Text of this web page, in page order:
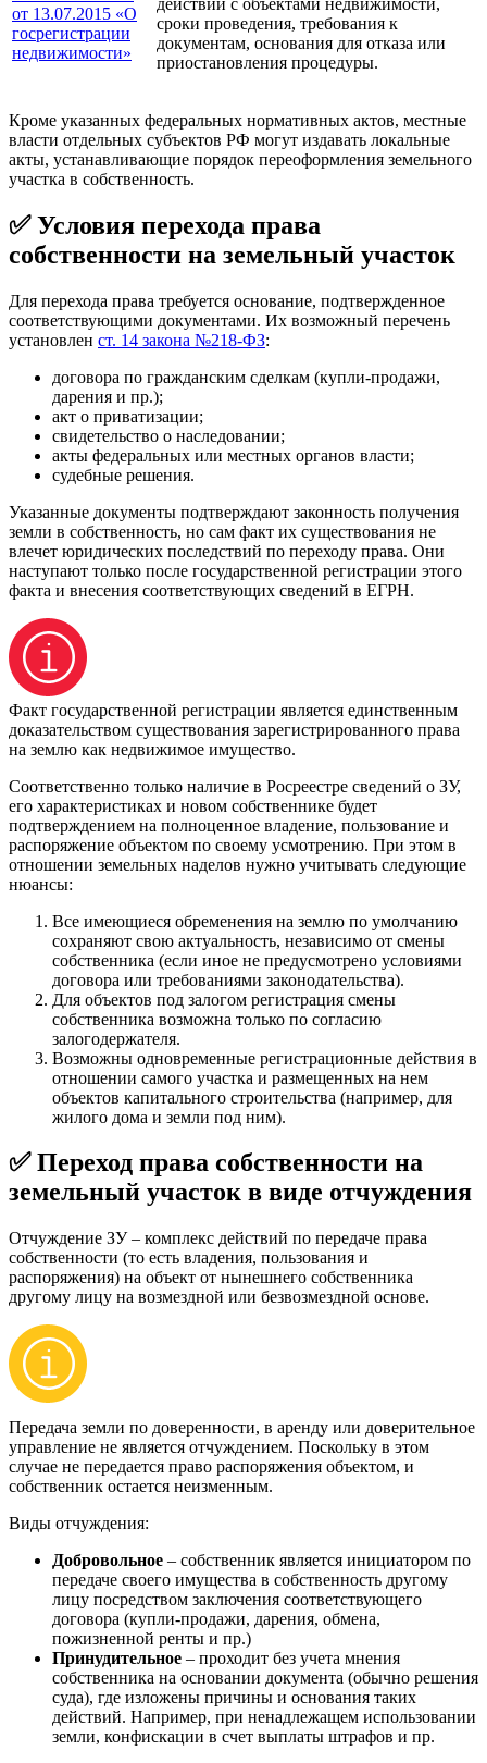
от 13.07.2015 «О
госрегистрации
недвижимости»
сроки проведения, требования к
документам, основания для отказа или
приостановления процедуры.
Кроме указанных федеральных нормативных актов, местные
власти отдельных субъектов РФ могут издавать локальные
акты, устанавливающие порядок переоформления земельного
участка в собственность.
✅ Условия перехода права
собственности на земельный участок
Для перехода права требуется основание, подтвержденное
соответствующими документами. Их возможный перечень
установлен ст. 14 закона №218-ФЗ:
договора по гражданским сделкам (купли-продажи,
дарения и пр.);
акт о приватизации;
свидетельство о наследовании;
акты федеральных или местных органов власти;
судебные решения.
Указанные документы подтверждают законность получения
земли в собственность, но сам факт их существования не
влечет юридических последствий по переходу права. Они
наступают только после государственной регистрации этого
факта и внесения соответствующих сведений в ЕГРН.
Факт государственной регистрации является единственным
доказательством существования зарегистрированного права
на землю как недвижимое имущество.
Соответственно только наличие в Росреестре сведений о ЗУ,
его характеристиках и новом собственнике будет
подтверждением на полноценное владение, пользование и
распоряжение объектом по своему усмотрению. При этом в
отношении земельных наделов нужно учитывать следующие
нюансы:
Все имеющиеся обременения на землю по умолчанию
сохраняют свою актуальность, независимо от смены
собственника (если иное не предусмотрено условиями
договора или требованиями законодательства).
Для объектов под залогом регистрация смены
собственника возможна только по согласию
залогодержателя.
Возможны одновременные регистрационные действия в
отношении самого участка и размещенных на нем
объектов капитального строительства (например, для
жилого дома и земли под ним).
✅ Переход права собственности на
земельный участок в виде отчуждения
Отчуждение ЗУ – комплекс действий по передаче права
собственности (то есть владения, пользования и
распоряжения) на объект от нынешнего собственника
другому лицу на возмездной или безвозмездной основе.
Передача земли по доверенности, в аренду или доверительное
управление не является отчуждением. Поскольку в этом
случае не передается право распоряжения объектом, и
собственник остается неизменным.
Виды отчуждения:
Добровольное – собственник является инициатором по
передаче своего имущества в собственность другому
лицу посредством заключения соответствующего
договора (купли-продажи, дарения, обмена,
пожизненной ренты и пр.)
Принудительное – проходит без учета мнения
собственника на основании документа (обычно решения
суда), где изложены причины и основания таких
действий. Например, при ненадлежащем использовании
земли, конфискации в счет выплаты штрафов и пр.